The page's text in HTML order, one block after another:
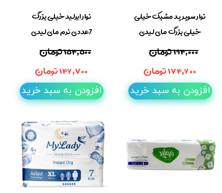
نوار سوپر پد مشبک خیلی
خیلی بزرگ مای لیدی
۱۹۴,۰۰۰ تومان
۱۷۴,۶۰۰ تومان
افزودن به سبد خرید
نوار ایرلید خیلی بزرگ
7عددی نرم مای لیدی
۱۵۴,۵۰۰ تومان
۱۴۶,۷۰۰ تومان
افزودن به سبد خرید